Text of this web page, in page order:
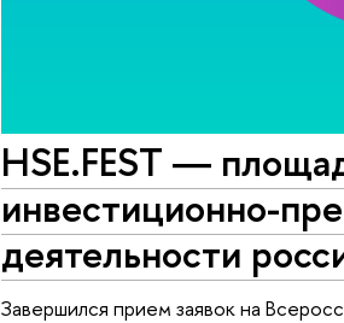
HSE.FEST ―
инвестиционно-
деятельности
Завершился прием заявок на